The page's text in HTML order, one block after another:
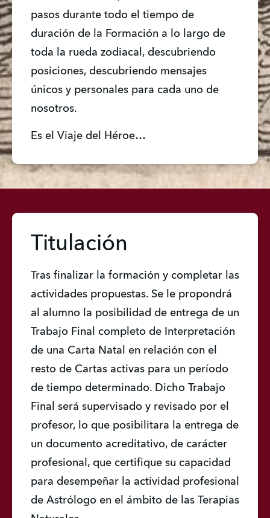
pasos durante todo el tiempo de
duración de la Formación a lo largo de
toda la rueda zodiacal, descubriendo
posiciones, descubriendo mensajes
únicos y personales para cada uno de
nosotros.
Es el Viaje del Héroe…
Titulación
Tras finalizar la formación y completar las
actividades propuestas. Se le propondrá
al alumno la posibilidad de entrega de un
Trabajo Final completo de Interpretación
de una Carta Natal en relación con el
resto de Cartas activas para un período
de tiempo determinado. Dicho Trabajo
Final será supervisado y revisado por el
profesor, lo que posibilitara la entrega de
un documento acreditativo, de carácter
profesional, que certifique su capacidad
para desempeñar la actividad profesional
de Astrólogo en el ámbito de las Terapias